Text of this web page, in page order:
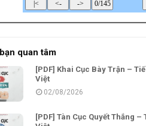
quan tâm
[PDF] Khai Cục Bày Trận –
Việt
02/08/2026
[PDF] Tàn Cục Quyết Thắng –